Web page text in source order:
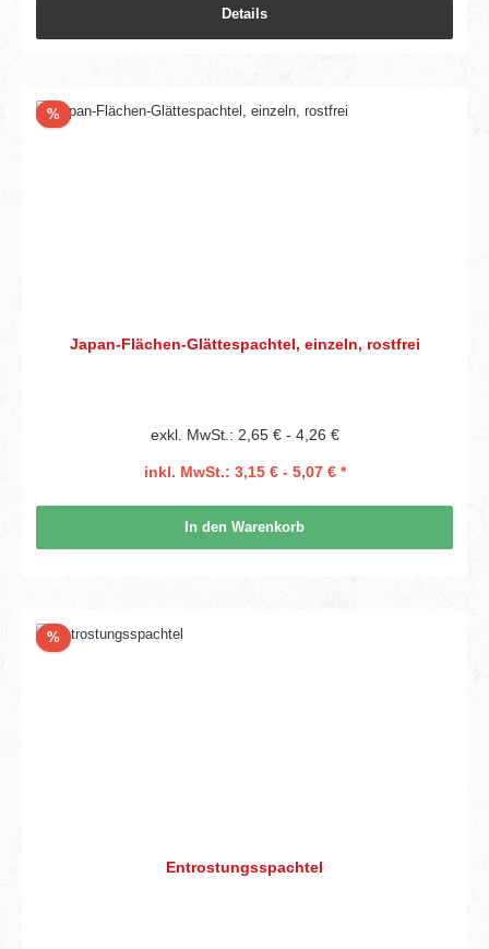
Details
%Rabatt
Japan-Flächen-Glättespachtel, einzeln, rostfrei
exkl. MwSt.: 2,65 € - 4,26 €
inkl. MwSt.: 3,15 € - 5,07 € *
In den Warenkorb
%Rabatt
Entrostungsspachtel